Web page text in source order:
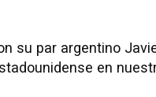
su par argentino
en